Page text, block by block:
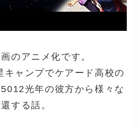
のアニメ化です。
キャンプでケアード高校の
光年の彼方から様々な
する話。